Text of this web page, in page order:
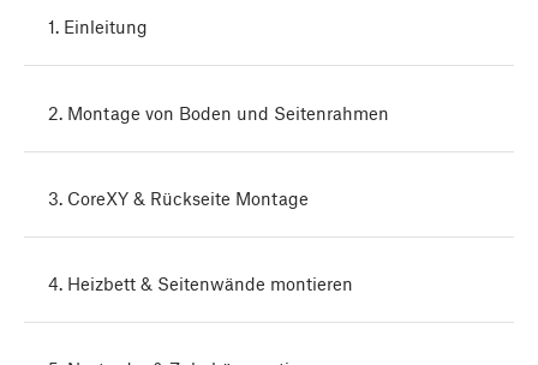
1. Einleitung
2. Montage von Boden und Seitenrahmen
3. CoreXY & Rückseite Montage
4. Heizbett & Seitenwände montieren